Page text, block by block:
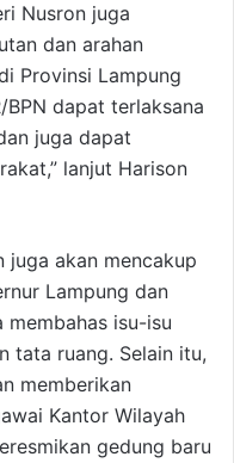
Nusron juga
dan arahan
Provinsi Lampung
dapat terlaksana
juga dapat
lanjut Harison
juga akan mencakup
Lampung dan
membahas isu-isu
tata ruang. Selain itu,
memberikan
Kantor Wilayah
gedung baru